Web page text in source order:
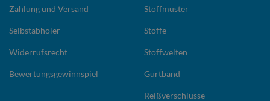
Zahlung und Versand
Selbstabholer
Widerrufsrecht
Bewertungsgewinnspiel
Stoffmuster
Stoffe
Stoffwelten
Gurtband
Reißverschlüsse